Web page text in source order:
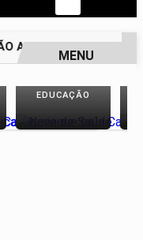
ANTIRRACISTA
MENU
EDUCAÇÃO